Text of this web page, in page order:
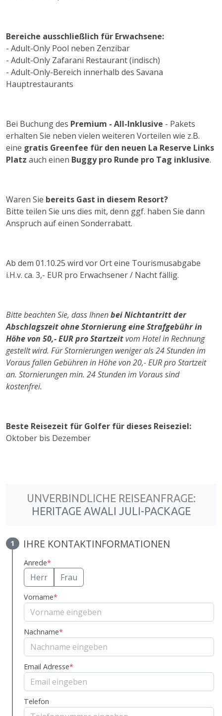
Bereiche ausschließlich für Erwachsene:
- Adult-Only Pool neben Zenzibar
- Adult-Only Zafarani Restaurant (indisch)
- Adult-Only-Bereich innerhalb des Savana
Hauptrestaurants
Bei Buchung des Premium - All-Inklusive - Pakets
erhalten Sie neben vielen weiteren Vorteilen wie z.B.
eine gratis Greenfee für den neuen La Reserve Links
Platz auch einen Buggy pro Runde pro Tag inklusive.
Waren Sie bereits Gast in diesem Resort?
Bitte teilen Sie uns dies mit, denn ggf. haben Sie dann
Anspruch auf einen Sonderrabatt.
Ab dem 01.10.25 wird vor Ort eine Tourismusabgabe
i.H.v. ca. 3,- EUR pro Erwachsener / Nacht fällig.
Bitte beachten Sie, dass Ihnenbei Nichtantritt der
Abschlagszeit ohne Stornierung eine Strafgebühr in
Höhe von 50,- EUR pro Startzeitvom Hotel in Rechnung
gestellt wird. Für Stornierungen weniger als 24 Stunden im
Voraus fallen Gebühren in Höhe von 20,- EUR pro Startzeit
an. Stornierungen min. 24 Stunden im Voraus sind
kostenfrei.
Beste Reisezeit für Golfer für dieses Reiseziel:
Oktober bis Dezember
UNVERBINDLICHE REISEANFRAGE:
HERITAGE AWALI JULI-PACKAGE
1 IHRE KONTAKTINFORMATIONEN
Anrede*
Herr Frau
Vorname*
Nachname*
Email Adresse*
Telefon